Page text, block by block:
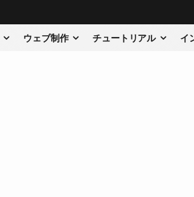
ウェブ制作 チュートリアル イ